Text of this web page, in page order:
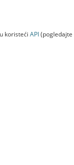
koristeći API(pogledajte